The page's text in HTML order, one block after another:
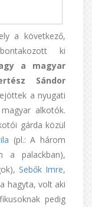
a következő,
ki
a magyar
Sándor
a nyugati
alkotók.
gárda közül
(pl.: A három
a palackban),
Sebők Imre,
hagyta, volt aki
pedig